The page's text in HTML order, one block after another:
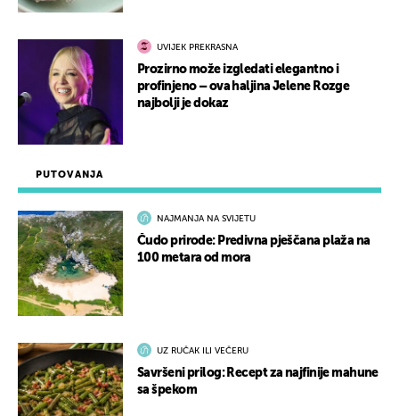
PUTOVANJA
NAJMANJA NA SVIJETU
Čudo prirode: Predivna pješčana plaža na
100 metara od mora
UZ RUČAK ILI VEČERU
Savršeni prilog: Recept za najfinije mahune
sa špekom
UVIJEK PREKRASNA
Prozirno može izgledati elegantno i
profinjeno – ova haljina Jelene Rozge
najbolji je dokaz